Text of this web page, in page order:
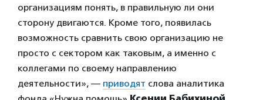
организациям понять, в правильную ли они
сторону двигаются. Кроме того, появилась
возможность сравнить свою организацию не
просто с сектором как таковым, а именно с
коллегами по своему направлению
деятельности», — приводят слова аналитика